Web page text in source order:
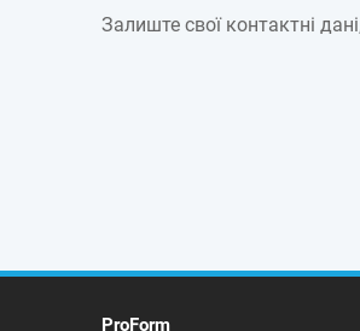
Залиште свої контактні
ProForm